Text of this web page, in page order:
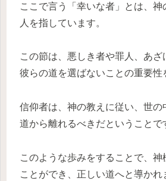
ここで言う「幸いな者」とは、神
人を指しています。
この節は、悪しき者や罪人、あざ
彼らの道を選ばないことの重要性
信仰者は、神の教えに従い、世の
道から離れるべきだということで
このような歩みをすることで、神
ことができ、正しい道へと導かれ